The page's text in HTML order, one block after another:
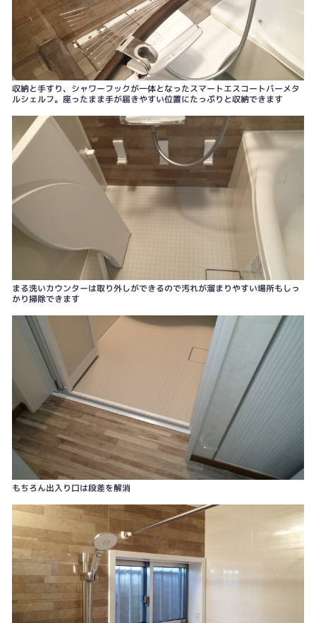
収納と手すり、シャワーフックが一体となったスマートエスコートバーメタ
ルシェルフ。座ったまま手が届きやすい位置にたっぷりと収納できます
まる洗いカウンターは取り外しができるので汚れが溜まりやすい場所もしっ
かり掃除できます
もちろん出入り口は段差を解消